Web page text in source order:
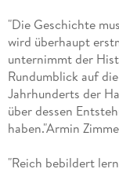
"Die Geschichte
wird überhaupt
unternimmt der
Rundumblick auf
Jahrhunderts der
über dessen
haben."Armin
"Reich bebildert